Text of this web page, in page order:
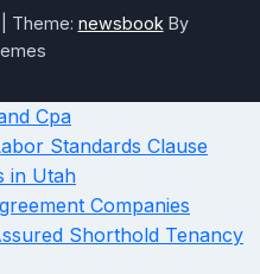
Theme: newsbook By
Cpa
Standards Clause
in Utah
Companies
Shorthold Tenancy